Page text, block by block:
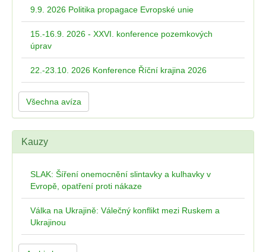
9.9. 2026 Politika propagace Evropské unie
15.-16.9. 2026 - XXVI. konference pozemkových
úprav
22.-23.10. 2026 Konference Říční krajina 2026
Všechna avíza
Kauzy
SLAK: Šíření onemocnění slintavky a kulhavky v
Evropě, opatření proti nákaze
Válka na Ukrajině: Válečný konflikt mezi Ruskem a
Ukrajinou